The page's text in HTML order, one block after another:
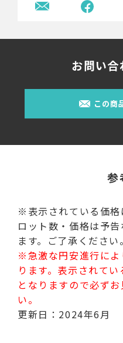
お問い合
この商
参
※表示されている価格
ロット数・価格は予
ます。ご了承ください。
※急激な円安進行に
ります。表示されて
となりますので必ず
い。
更新日：2024年6月